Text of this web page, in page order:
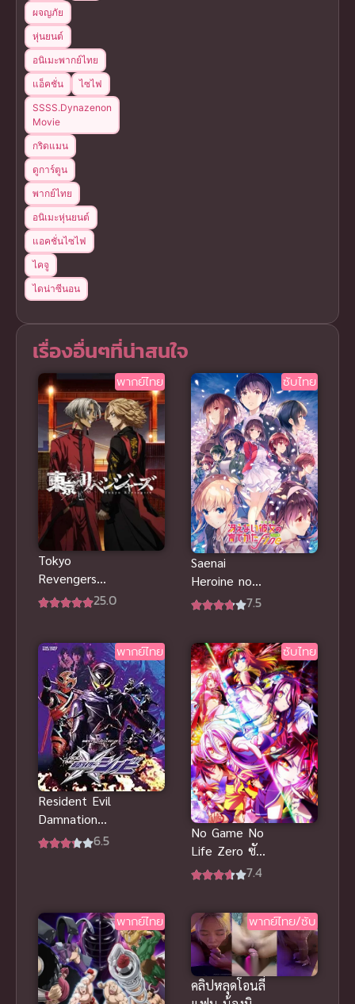
ผจญภัย
หุ่นยนต์
อนิเมะพากย์ไทย
แอ็คชั่น
ไซไฟ
SSSS.Dynazenon
Movie
กริดแมน
ดูการ์ตูน
พากย์ไทย
อนิเมะหุ่นยนต์
แอคชั่นไซไฟ
ไคจู
ไดน่าซีนอน
เรื่องอื่นๆที่น่าสนใจ
พากย์ไทย
Tokyo
Revengers
Tenjiku
25.0
ซับไทย
Saenai
Heroine no
Sodatekata
สาวบ้านให้มา
เป็นนางเอก
ของผม ซับ
ไทย
7.5
พากย์ไทย
Resident Evil
Damnation
สงครามดับ6.5
ซับไทย
No Game No
Life Zero ซับ
ไทย
7.4
พากย์ไทย พากย์ไทย/ซับ
คลิปหลุดโอนลี่